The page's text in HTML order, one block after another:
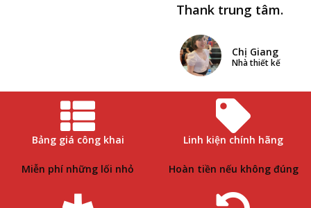
Thank trung tâm.
Chị Giang
Nhà thiết kế
Bảng giá công khai
Miễn phí những lối nhỏ
Linh kiện chính hãng
Hoàn tiền nếu không đúng